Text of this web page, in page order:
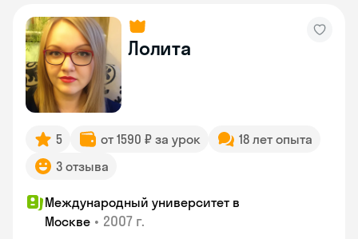
Лолита
5 от 1590 ₽ за урок
18 лет опыта
3 отзыва
Международный университет в
Москве • 2007 г.